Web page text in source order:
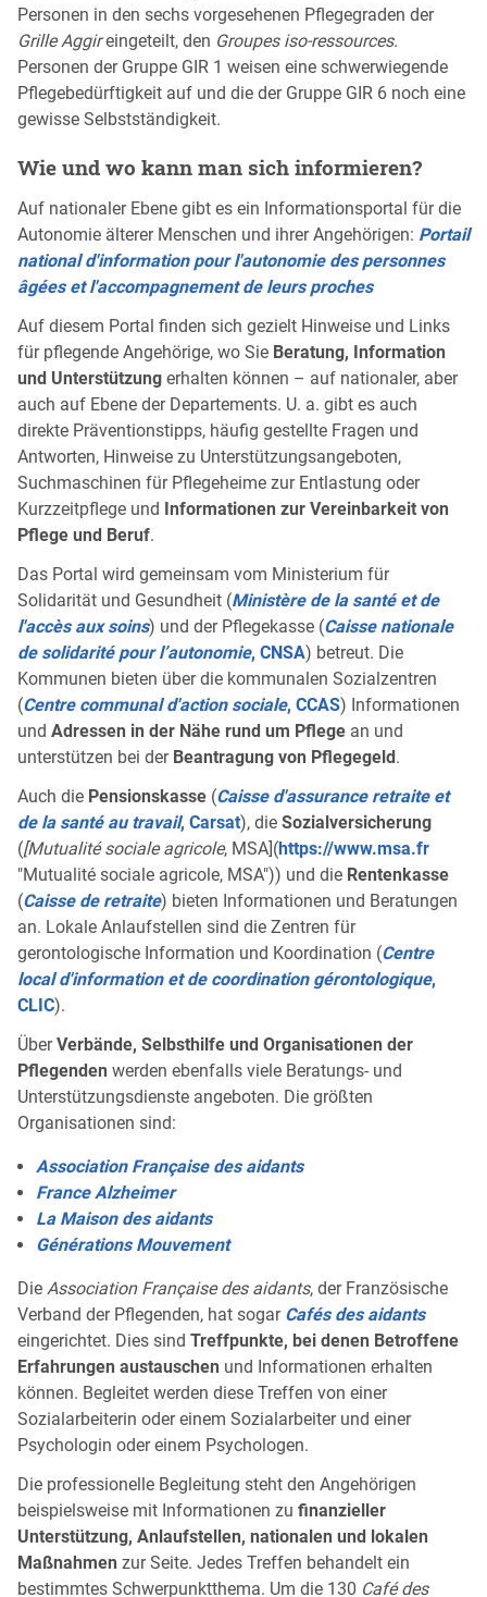
Personen in den sechs vorgesehenen Pflegegraden der
Grille Aggireingeteilt, den Groupes iso-ressources.
Personen der Gruppe GIR 1 weisen eine schwerwiegende
Pflegebedürftigkeit auf und die der Gruppe GIR 6 noch eine
gewisse Selbstständigkeit.
Wie und wo kann man sich informieren?
Auf nationaler Ebene gibt es ein Informationsportal für die
Autonomie älterer Menschen und ihrer Angehörigen: Portail
national d'information pour l'autonomie des personnes
âgées et l'accompagnement de leurs proches
Auf diesem Portal finden sich gezielt Hinweise und Links
für pflegende Angehörige, wo Sie Beratung, Information
und Unterstützung erhalten können – auf nationaler, aber
auch auf Ebene der Departements. U. a. gibt es auch
direkte Präventionstipps, häufig gestellte Fragen und
Antworten, Hinweise zu Unterstützungsangeboten,
Suchmaschinen für Pflegeheime zur Entlastung oder
Kurzzeitpflege und Informationen zur Vereinbarkeit von
Pflege und Beruf.
Das Portal wird gemeinsam vom Ministerium für
Solidarität und Gesundheit (Ministère de la santé et de
l'accès aux soins) und der Pflegekasse (Caisse nationale
de solidarité pour l’autonomie, CNSA) betreut. Die
Kommunen bieten über die kommunalen Sozialzentren
(Centre communal d'action sociale, CCAS) Informationen
und Adressen in der Nähe rund um Pflege an und
unterstützen bei der Beantragung von Pflegegeld .
Auch die Pensionskasse (Caisse d'assurance retraite et
de la santé au travail, Carsat), die Sozialversicherung
([Mutualité sociale agricole, MSA](https://www.msa.fr
"Mutualité sociale agricole, MSA")) und die Rentenkasse
(Caisse de retraite) bieten Informationen und Beratungen
an. Lokale Anlaufstellen sind die Zentren für
gerontologische Information und Koordination (Centre
local d'information et de coordination gérontologique,
CLIC).
ÜberVerbände, Selbsthilfe und Organisationen der
Pflegenden werden ebenfalls viele Beratungs- und
Unterstützungsdienste angeboten. Die größten
Organisationen sind:
Association Française des aidants
France Alzheimer
La Maison des aidants
Générations Mouvement
Die Association Française des aidants, der Französische
Verband der Pflegenden, hat sogar Cafés des aidants
eingerichtet. Dies sind Treffpunkte, bei denen Betroffene
Erfahrungen austauschen und Informationen erhalten
können. Begleitet werden diese Treffen von einer
Sozialarbeiterin oder einem Sozialarbeiter und einer
Psychologin oder einem Psychologen.
Die professionelle Begleitung steht den Angehörigen
beispielsweise mit Informationen zu finanzieller
Unterstützung, Anlaufstellen, nationalen und lokalen
Maßnahmen zur Seite. Jedes Treffen behandelt ein
bestimmtes Schwerpunktthema. Um die 130 Café des